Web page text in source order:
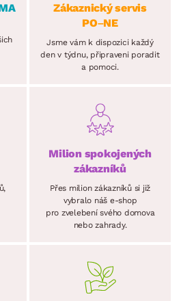
Zákaznický servis
PO–NE
Jsme vám k dispozici každý
den v týdnu, připraveni poradit
a pomoci.
Milion spokojených
zákazníků
Přes milion zákazníků si již
vybralo náš e-shop
pro zvelebení svého domova
nebo zahrady.